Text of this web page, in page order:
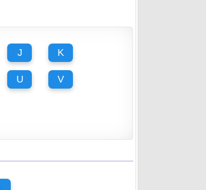
J K
U V